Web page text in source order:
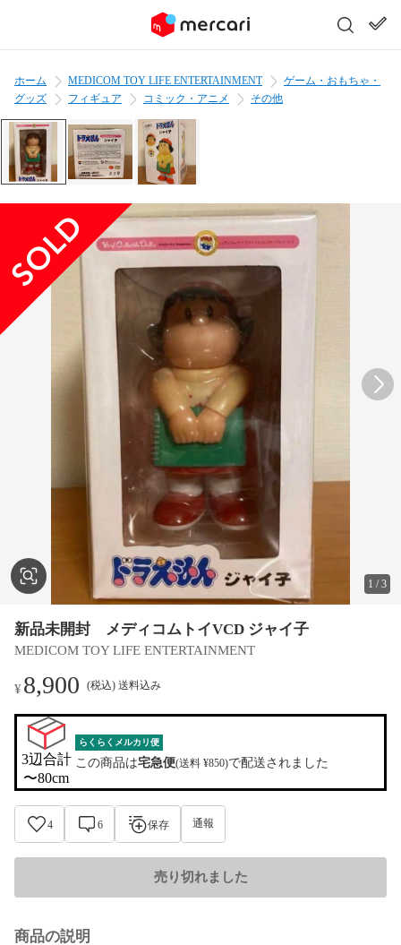
ホーム MEDICOM TOY LIFE ENTERTAINMENT
ゲーム・おもちゃ・
グッズ
フィギュア コミック・アニメ その他
1 /3
新品未開封 メディコムトイVCD ジャイ子
MEDICOM TOY LIFE ENTERTAINMENT
¥8,900 (税込) 送料込み
3辺合計
〜80cm
らくらくメルカリ便
この商品は宅急便(送料 ¥850)で配送されました
4 6 保存 通報
売り切れました
商品の説明